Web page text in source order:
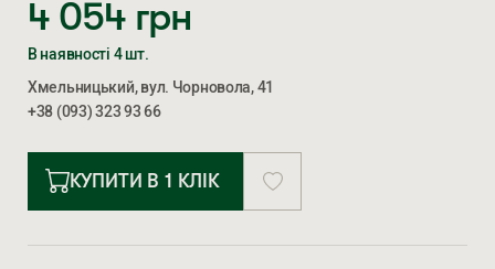
4 054 грн
В наявності 4 шт.
Хмельницький, вул. Чорновола, 41
+38 (093) 323 93 66
КУПИТИ В 1 КЛІК